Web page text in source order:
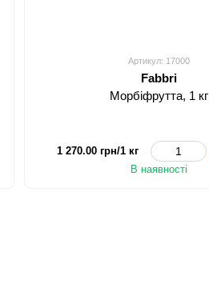
Артикул: 17000
Fabbri
Морбіфрутта, 1 кг
1 270.00 грн/1 кг
В наявності